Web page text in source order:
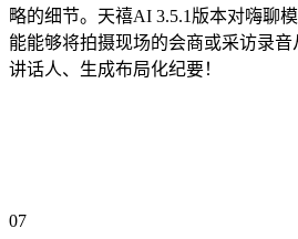
略的细节。天禧AI 3.5.1版本对嗨聊
能能够将拍摄现场的会商或采访录
讲话人、生成布局化纪要！
07